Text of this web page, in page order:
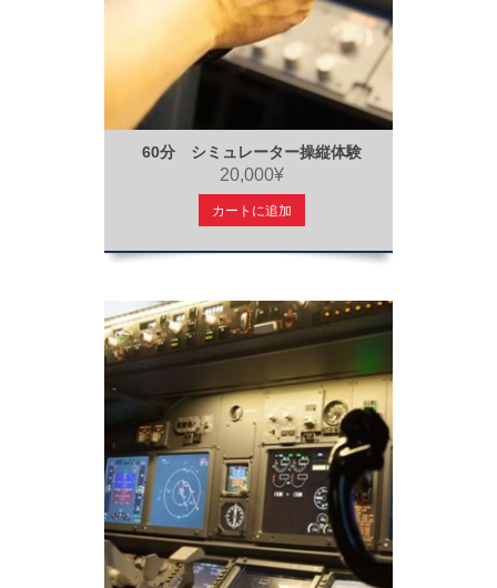
60分 シミュレーター操縦体験
20,000¥
カートに追加